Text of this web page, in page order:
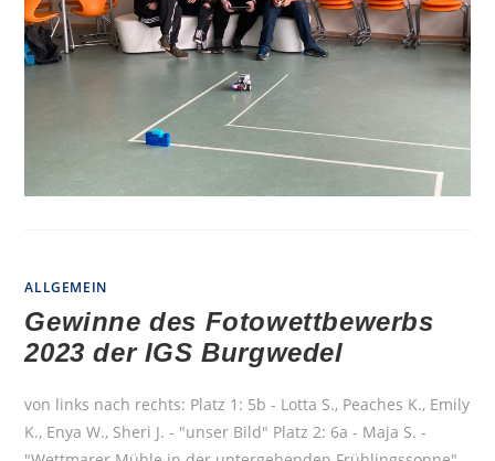
ALLGEMEIN
Gewinne des Fotowettbewerbs
2023 der IGS Burgwedel
von links nach rechts: Platz 1: 5b - Lotta S., Peaches K., Emily
K., Enya W., Sheri J. - "unser Bild" Platz 2: 6a - Maja S. -